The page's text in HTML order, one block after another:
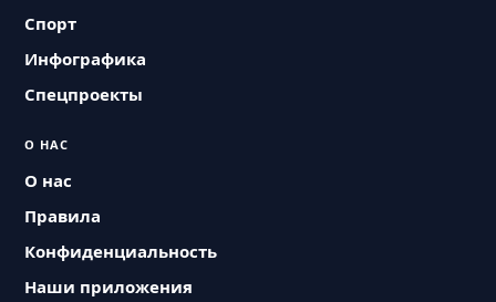
Спорт
Инфографика
Спецпроекты
О НАС
О нас
Правила
Конфиденциальность
Наши приложения